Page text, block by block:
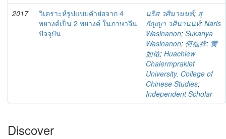
2017
วิเคราะห์รูปแบบคำย่อจาก 4
พยางค์เป็น 2 พยางค์ ในภาษาจีน
ปัจจุบัน
นริศ วศินานนท์; สุ
กัญญา วศินานนท์; Naris
Wasinanon; Sukanya
Wasinanon; 何福祥; 黄
如侬; Huachiew
Chalermprakiet
University. College of
Chinese Studies;
Independent Scholar
Discover